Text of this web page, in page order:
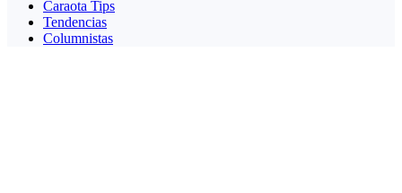
Caraota Tips
Tendencias
Columnistas